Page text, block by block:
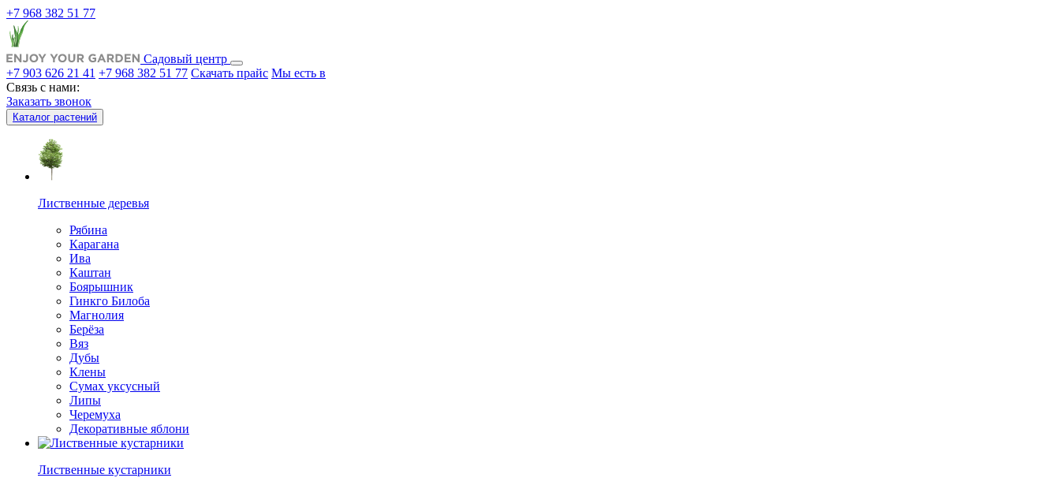
+7 968 382 51 77
Садовый центр
+7 903 626 21 41 +7 968 382 51 77 Скачать прайс Мы есть в
Связь с нами:
Заказать звонок
Каталог растений
Лиственные деревья
Рябина
Карагана
Ива
Каштан
Боярышник
Гинкго Билоба
Магнолия
Берёза
Вяз
Дубы
Клены
Сумах уксусный
Липы
Черемуха
Декоративные яблони
Лиственные кустарники